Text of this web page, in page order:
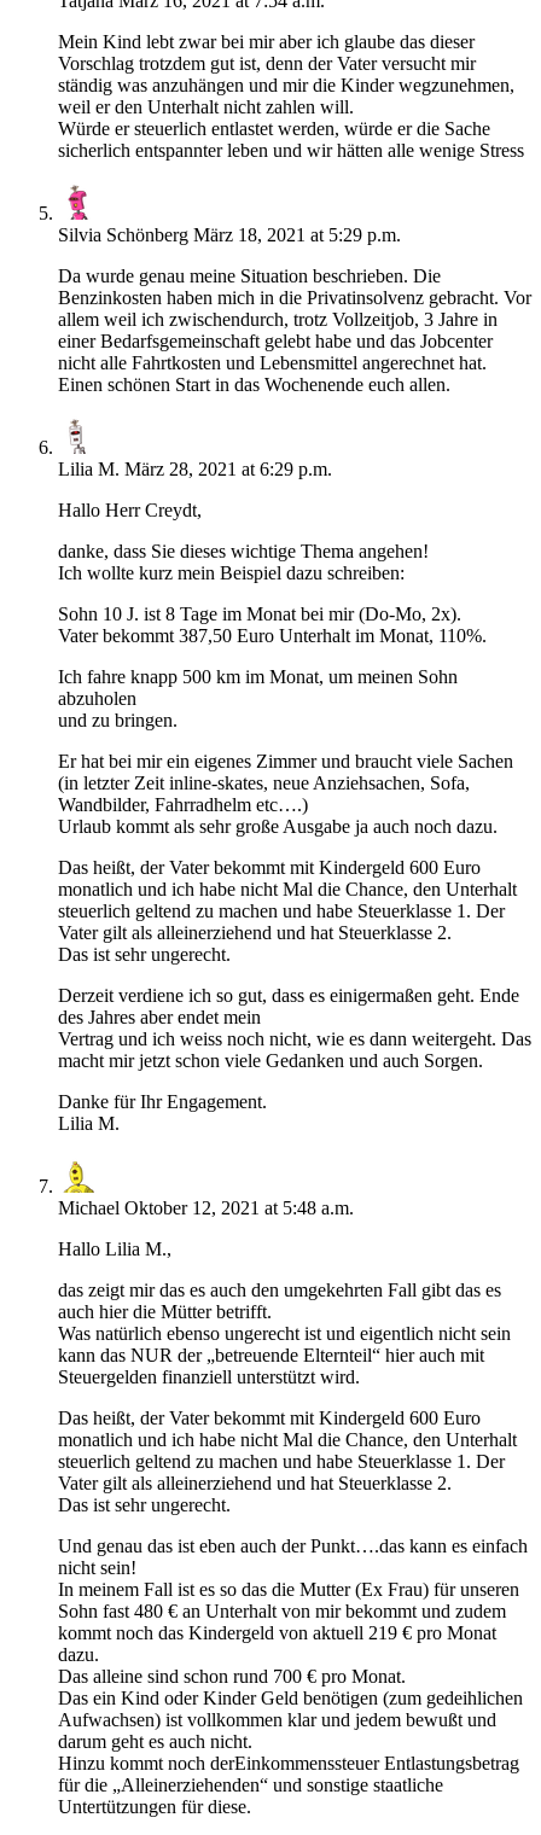
Mein Kind lebt zwar bei mir aber ich glaube das dieser
Vorschlag trotzdem gut ist, denn der Vater versucht mir
ständig was anzuhängen und mir die Kinder wegzunehmen,
weil er den Unterhalt nicht zahlen will.
Würde er steuerlich entlastet werden, würde er die Sache
sicherlich entspannter leben und wir hätten alle wenige Stress
Silvia Schönberg März 18, 2021 at 5:29 p.m.
Da wurde genau meine Situation beschrieben. Die
Benzinkosten haben mich in die Privatinsolvenz gebracht. Vor
allem weil ich zwischendurch, trotz Vollzeitjob, 3 Jahre in
einer Bedarfsgemeinschaft gelebt habe und das Jobcenter
nicht alle Fahrtkosten und Lebensmittel angerechnet hat.
Einen schönen Start in das Wochenende euch allen.
Lilia M. März 28, 2021 at 6:29 p.m.
Hallo Herr Creydt,
danke, dass Sie dieses wichtige Thema angehen!
Ich wollte kurz mein Beispiel dazu schreiben:
Sohn 10 J. ist 8 Tage im Monat bei mir (Do-Mo, 2x).
Vater bekommt 387,50 Euro Unterhalt im Monat, 110%.
Ich fahre knapp 500 km im Monat, um meinen Sohn
abzuholen
und zu bringen.
Er hat bei mir ein eigenes Zimmer und braucht viele Sachen
(in letzter Zeit inline-skates, neue Anziehsachen, Sofa,
Wandbilder, Fahrradhelm etc….)
Urlaub kommt als sehr große Ausgabe ja auch noch dazu.
Das heißt, der Vater bekommt mit Kindergeld 600 Euro
monatlich und ich habe nicht Mal die Chance, den Unterhalt
steuerlich geltend zu machen und habe Steuerklasse 1. Der
Vater gilt als alleinerziehend und hat Steuerklasse 2.
Das ist sehr ungerecht.
Derzeit verdiene ich so gut, dass es einigermaßen geht. Ende
des Jahres aber endet mein
Vertrag und ich weiss noch nicht, wie es dann weitergeht. Das
macht mir jetzt schon viele Gedanken und auch Sorgen.
Danke für Ihr Engagement.
Lilia M.
Michael Oktober 12, 2021 at 5:48 a.m.
Hallo Lilia M.,
das zeigt mir das es auch den umgekehrten Fall gibt das es
auch hier die Mütter betrifft.
Was natürlich ebenso ungerecht ist und eigentlich nicht sein
kann das NUR der „betreuende Elternteil“ hier auch mit
Steuergelden finanziell unterstützt wird.
Das heißt, der Vater bekommt mit Kindergeld 600 Euro
monatlich und ich habe nicht Mal die Chance, den Unterhalt
steuerlich geltend zu machen und habe Steuerklasse 1. Der
Vater gilt als alleinerziehend und hat Steuerklasse 2.
Das ist sehr ungerecht.
Und genau das ist eben auch der Punkt….das kann es einfach
nicht sein!
In meinem Fall ist es so das die Mutter (Ex Frau) für unseren
Sohn fast 480 € an Unterhalt von mir bekommt und zudem
kommt noch das Kindergeld von aktuell 219 € pro Monat
dazu.
Das alleine sind schon rund 700 € pro Monat.
Das ein Kind oder Kinder Geld benötigen (zum gedeihlichen
Aufwachsen) ist vollkommen klar und jedem bewußt und
darum geht es auch nicht.
Hinzu kommt noch derEinkommenssteuer Entlastungsbetrag
für die „Alleinerziehenden“ und sonstige staatliche
Untertützungen für diese.